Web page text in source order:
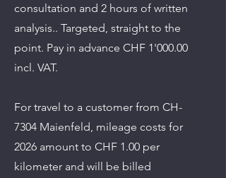
consultation and 2 hours of written
analysis.. Targeted, straight to the
point. Pay in advance CHF 1'000.00
incl. VAT.
For travel to a customer from CH-
7304 Maienfeld, mileage costs for
2026 amount to CHF 1.00 per
kilometer and will be billed